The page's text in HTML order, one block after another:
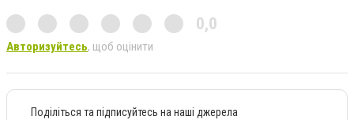
0,0
Авторизуйтесь, щоб оцінити
Поділіться та підписуйтесь на наші джерела